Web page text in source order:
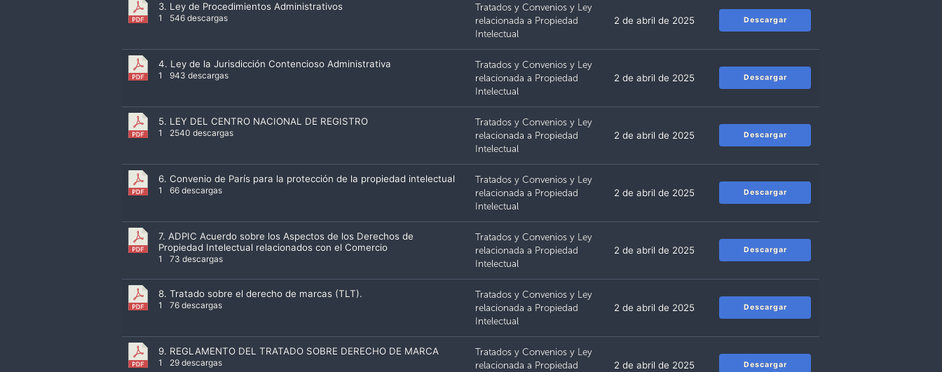
3. Ley de Procedimientos Administrativos
1 546 descargas
Tratados y Convenios y Ley
relacionada a Propiedad
Intelectual
2 de abril de 2025 Descargar
4. Ley de la Jurisdicción Contencioso Administrativa
1 943 descargas
Tratados y Convenios y Ley
relacionada a Propiedad
Intelectual
2 de abril de 2025 Descargar
5. LEY DEL CENTRO NACIONAL DE REGISTRO
1 2540 descargas
Tratados y Convenios y Ley
relacionada a Propiedad
Intelectual
2 de abril de 2025 Descargar
6. Convenio de París para la protección de la propiedad intelectual
1 66 descargas
Tratados y Convenios y Ley
relacionada a Propiedad
Intelectual
2 de abril de 2025 Descargar
7. ADPIC Acuerdo sobre los Aspectos de los Derechos de
Propiedad Intelectual relacionados con el Comercio
1 73 descargas
Tratados y Convenios y Ley
relacionada a Propiedad
Intelectual
2 de abril de 2025 Descargar
8. Tratado sobre el derecho de marcas (TLT).
1 76 descargas
Tratados y Convenios y Ley
relacionada a Propiedad
Intelectual
2 de abril de 2025 Descargar
9. REGLAMENTO DEL TRATADO SOBRE DERECHO DE MARCA
1 29 descargas
Tratados y Convenios y Ley
relacionada a Propiedad
2 de abril de 2025 Descargar